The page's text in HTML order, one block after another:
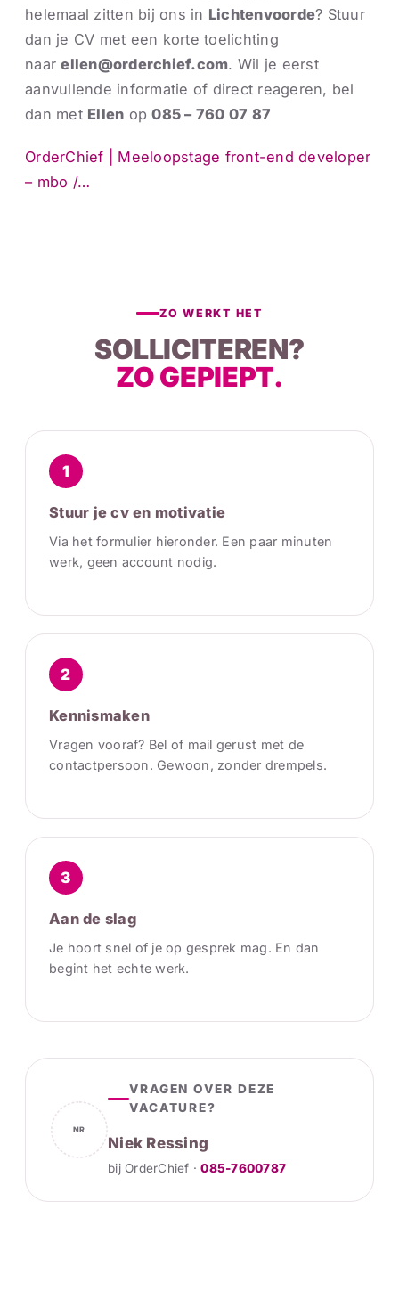
helemaal zitten bij ons in Lichtenvoorde? Stuur
dan je CV met een korte toelichting
naarellen@orderchief.com. Wil je eerst
aanvullende informatie of direct reageren, bel
dan met Ellen op085 – 760 07 87
OrderChief | Meeloopstage front-end developer
– mbo /…
ZO WERKT HET
SOLLICITEREN?
ZO GEPIEPT.
1
Stuur je cv en motivatie
Via het formulier hieronder. Een paar minuten
werk, geen account nodig.
2
Kennismaken
Vragen vooraf? Bel of mail gerust met de
contactpersoon. Gewoon, zonder drempels.
3
Aan de slag
Je hoort snel of je op gesprek mag. En dan
begint het echte werk.
NR
VRAGEN OVER DEZE
VACATURE?
Niek Ressing
bij OrderChief ·085-7600787